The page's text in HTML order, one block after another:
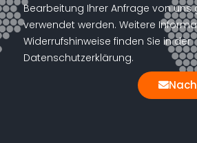
Bearbeitung Ihrer Anfrage von uns
verwendet werden. Weitere
Widerrufshinweise finden Sie in der
Datenschutzerklärung.